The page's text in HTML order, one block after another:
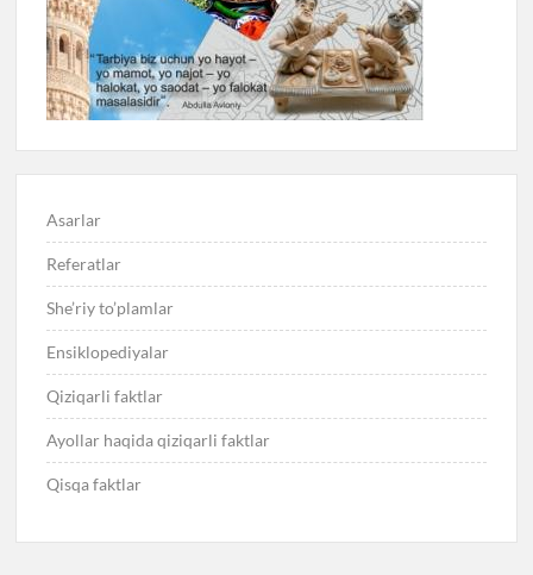
Asarlar
Referatlar
She’riy to’plamlar
Ensiklopediyalar
Qiziqarli faktlar
Ayollar haqida qiziqarli faktlar
Qisqa faktlar